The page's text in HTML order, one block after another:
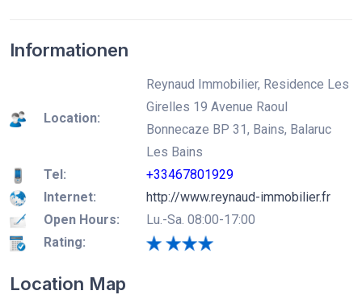
Informationen
Location:
Reynaud Immobilier, Residence Les
Girelles 19 Avenue Raoul
Bonnecaze BP 31, Bains, Balaruc
Les Bains
Tel:
+33467801929
Internet:
http://www.reynaud-immobilier.fr
Open Hours:
Lu.-Sa. 08:00-17:00
Rating:
Location Map